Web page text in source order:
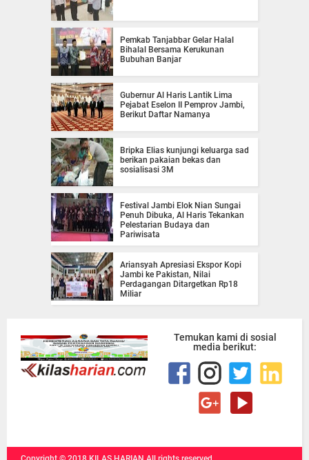
Pemkab Tanjabbar Gelar Halal
Bihalal Bersama Kerukunan
Bubuhan Banjar
Gubernur Al Haris Lantik Lima
Pejabat Eselon II Pemprov Jambi,
Berikut Daftar Namanya
Bripka Elias kunjungi keluarga sad
berikan pakaian bekas dan
sosialisasi 3M
Festival Jambi Elok Nian Sungai
Penuh Dibuka, Al Haris Tekankan
Pelestarian Budaya dan
Pariwisata
Ariansyah Apresiasi Ekspor Kopi
Jambi ke Pakistan, Nilai
Perdagangan Ditargetkan Rp18
Miliar
Temukan kami di sosial
media berikut: